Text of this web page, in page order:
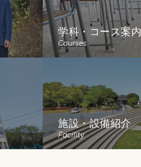
学科・コース案内
Courses
施設・設備紹介
Facility